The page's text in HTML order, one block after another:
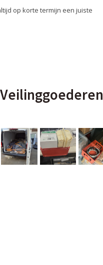
op korte termijn een juiste